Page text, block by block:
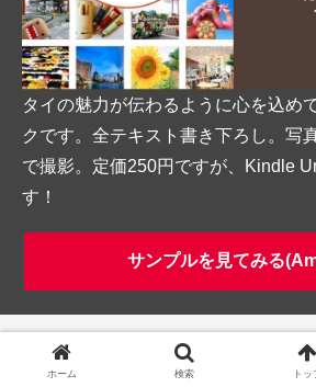
タイの魅力が伝わるように心を込め
クです。全テキスト書き下ろし。写
で撮影。定価250円ですが、Kindle
す！
サンプルを見てみる
ホーム 寺院、遺跡
ホーム 検索 トッ